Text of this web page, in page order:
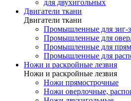
для двухигольных
Двигатели ткани
Двигатели ткани
Промышленные для зиг-
Промышленные для
Промышленные для
Промышленные для
Ножи и раскройные лезвия
Ножи и раскройные лезвия
Ножи прямострочные
Ножи оверлочные,